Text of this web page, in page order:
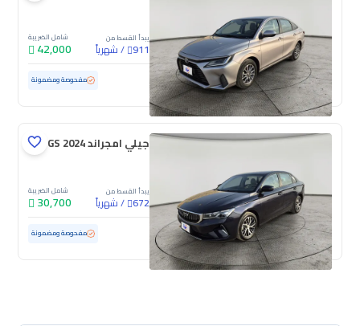
يبدأ القسط من
911
/شهرياً
شامل الضريبة
42,000
مستعملة 155,790 كم مفحوصة ومضمونة
جيلي امجراند GS 2024
يبدأ القسط من
672
/شهرياً
شامل الضريبة
30,700
مستعملة 62,322 كم مفحوصة ومضمونة